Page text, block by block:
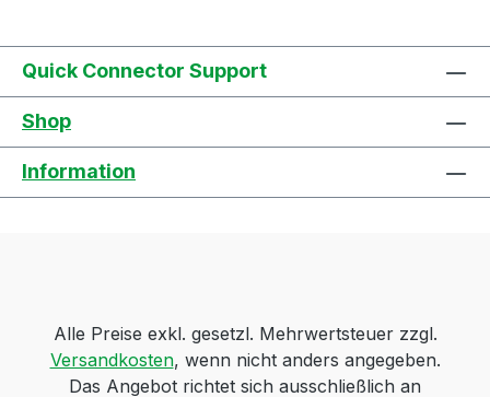
Quick Connector Support
Shop
Information
Alle Preise exkl. gesetzl. Mehrwertsteuer zzgl.
Versandkosten, wenn nicht anders angegeben.
Das Angebot richtet sich ausschließlich an